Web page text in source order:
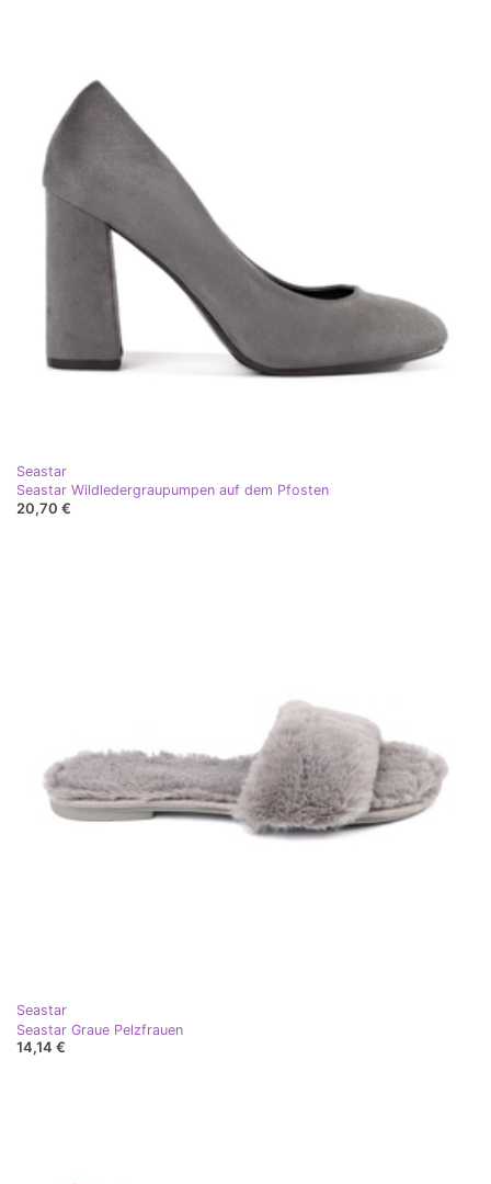
Seastar
Seastar Wildledergraupumpen auf dem Pfosten
20,70 €
Seastar
Seastar Graue Pelzfrauen
14,14 €